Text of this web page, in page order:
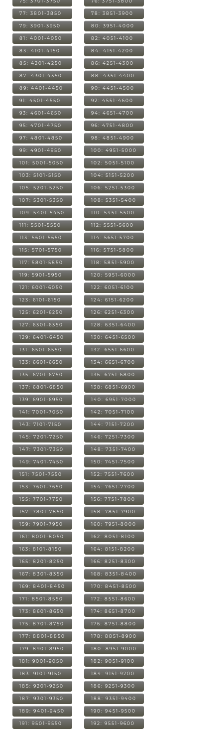
77: 3801-3850 78: 3851-3900
79: 3901-3950 80: 3951-4000
81: 4001-4050 82: 4051-4100
83: 4101-4150 84: 4151-4200
85: 4201-4250 86: 4251-4300
87: 4301-4350 88: 4351-4400
89: 4401-4450 90: 4451-4500
91: 4501-4550 92: 4551-4600
93: 4601-4650 94: 4651-4700
95: 4701-4750 96: 4751-4800
97: 4801-4850 98: 4851-4900
99: 4901-4950 100: 4951-5000
101: 5001-5050 102: 5051-5100
103: 5101-5150 104: 5151-5200
105: 5201-5250 106: 5251-5300
107: 5301-5350 108: 5351-5400
109: 5401-5450 110: 5451-5500
111: 5501-5550 112: 5551-5600
113: 5601-5650 114: 5651-5700
115: 5701-5750 116: 5751-5800
117: 5801-5850 118: 5851-5900
119: 5901-5950 120: 5951-6000
121: 6001-6050 122: 6051-6100
123: 6101-6150 124: 6151-6200
125: 6201-6250 126: 6251-6300
127: 6301-6350 128: 6351-6400
129: 6401-6450 130: 6451-6500
131: 6501-6550 132: 6551-6600
133: 6601-6650 134: 6651-6700
135: 6701-6750 136: 6751-6800
137: 6801-6850 138: 6851-6900
139: 6901-6950 140: 6951-7000
141: 7001-7050 142: 7051-7100
143: 7101-7150 144: 7151-7200
145: 7201-7250 146: 7251-7300
147: 7301-7350 148: 7351-7400
149: 7401-7450 150: 7451-7500
151: 7501-7550 152: 7551-7600
153: 7601-7650 154: 7651-7700
155: 7701-7750 156: 7751-7800
157: 7801-7850 158: 7851-7900
159: 7901-7950 160: 7951-8000
161: 8001-8050 162: 8051-8100
163: 8101-8150 164: 8151-8200
165: 8201-8250 166: 8251-8300
167: 8301-8350 168: 8351-8400
169: 8401-8450 170: 8451-8500
171: 8501-8550 172: 8551-8600
173: 8601-8650 174: 8651-8700
175: 8701-8750 176: 8751-8800
177: 8801-8850 178: 8851-8900
179: 8901-8950 180: 8951-9000
181: 9001-9050 182: 9051-9100
183: 9101-9150 184: 9151-9200
185: 9201-9250 186: 9251-9300
187: 9301-9350 188: 9351-9400
189: 9401-9450 190: 9451-9500
191: 9501-9550 192: 9551-9600